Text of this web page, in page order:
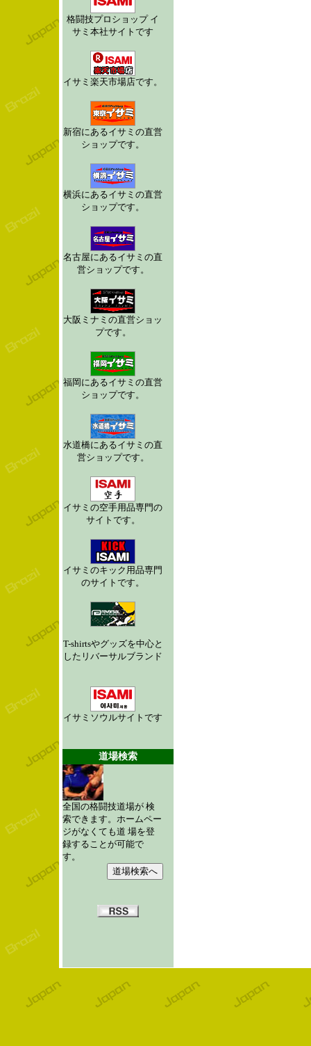
格闘技プロショップ イ
サミ本社サイトです
イサミ楽天市場店です。
新宿にあるイサミの直営
ショップです。
横浜にあるイサミの直営
ショップです。
名古屋にあるイサミの直
営ショップです。
大阪ミナミの直営ショッ
プです。
福岡にあるイサミの直営
ショップです。
水道橋にあるイサミの直
営ショップです。
イサミの空手用品専門の
サイトです。
イサミのキック用品専門
のサイトです。
T-shirtsやグッズを中心と
したリバーサルブランド
イサミソウルサイトです
道場検索
全国の格闘技道場が 検
索できます。ホームペー
ジがなくても道 場を登
録することが可能で
す。